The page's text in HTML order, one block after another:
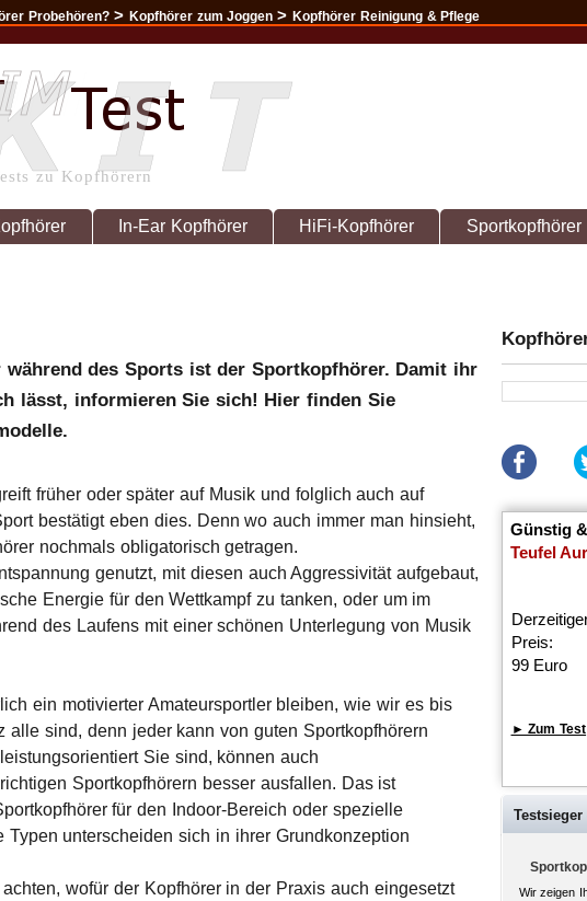
Probehören? > Kopfhörer zum Joggen> Kopfhörer Reinigung & Pflege
zu Kopfhörern
In-Ear Kopfhörer HiFi-Kopfhörer
Sportkopfhörer
während des Sports ist der Sportkopfhörer. Damit ihr
lässt, informieren Sie sich! Hier finden Sie
früher oder später auf Musik und folglich auch auf
bestätigt eben dies. Denn wo auch immer man hinsieht,
nochmals obligatorisch getragen.
genutzt, mit diesen auch Aggressivität aufgebaut,
Energie für den Wettkampf zu tanken, oder um im
des Laufens mit einer schönen Unterlegung von Musik
ein motivierter Amateursportler bleiben, wie wir es bis
alle sind, denn jeder kann von guten Sportkopfhörern
Sie sind, können auch
Sportkopfhörern besser ausfallen. Das ist
für den Indoor-Bereich oder spezielle
Typen unterscheiden sich in ihrer Grundkonzeption
wofür der Kopfhörer in der Praxis auch eingesetzt
Günstig
Teufel
Preis:
99 Euro
► Zum Test
Wir zeigen